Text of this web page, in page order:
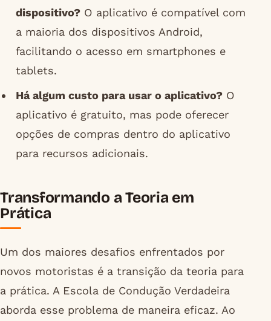
dispositivo?O aplicativo é compatível com
a maioria dos dispositivos Android,
facilitando o acesso em smartphones e
tablets.
Há algum custo para usar o aplicativo?O
aplicativo é gratuito, mas pode oferecer
opções de compras dentro do aplicativo
para recursos adicionais.
Transformando a Teoria em
Prática
Um dos maiores desafios enfrentados por
novos motoristas é a transição da teoria para
a prática. A Escola de Condução Verdadeira
aborda esse problema de maneira eficaz. Ao